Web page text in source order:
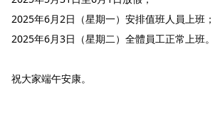
2025年6月2日（星期一）安排值班人員上班；
2025年6月3日（星期二）全體員工正常上班。
祝大家端午安康。